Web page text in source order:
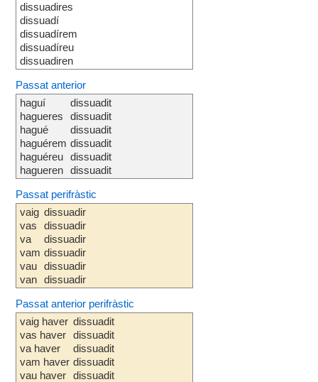
dissuadires
dissuadí
dissuadírem
dissuadíreu
dissuadiren
Passat anterior
haguí
hagueres
hagué
haguérem
haguéreu
hagueren
dissuadit
dissuadit
dissuadit
dissuadit
dissuadit
dissuadit
Passat perifràstic
vaig
vas
va
vam
vau
van
dissuadir
dissuadir
dissuadir
dissuadir
dissuadir
dissuadir
Passat anterior perifràstic
vaig haver
vas haver
va haver
vam haver
vau haver
dissuadit
dissuadit
dissuadit
dissuadit
dissuadit